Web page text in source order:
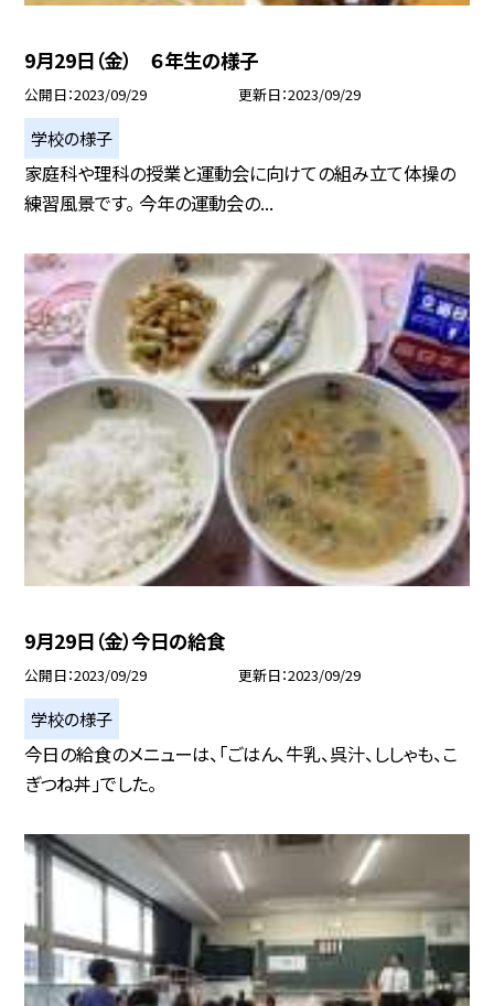
9月29日（金） ６年生の様子
公開日 2023/09/29 更新日 2023/09/29
学校の様子
家庭科や理科の授業と運動会に向けての組み立て体操の
練習風景です。 今年の運動会の...
9月29日（金）今日の給食
公開日 2023/09/29 更新日 2023/09/29
学校の様子
今日の給食のメニューは、「ごはん、牛乳、呉汁、ししゃも、こ
ぎつね丼」でした。